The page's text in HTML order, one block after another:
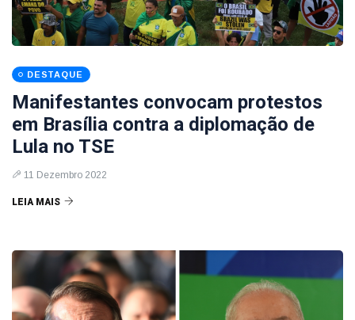
DESTAQUE
Manifestantes convocam protestos
em Brasília contra a diplomação de
Lula no TSE
11 Dezembro 2022
LEIA MAIS